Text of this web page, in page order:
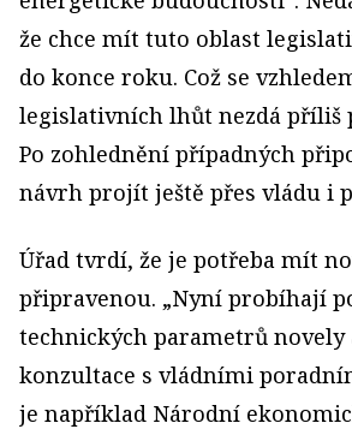
že chce mít tuto oblast
do konce roku. Což se
legislativních lhůt nezdá příliš
Po zohlednění případných
návrh projít ještě přes vládu i
Úřad tvrdí, že je potřeba mít
připravenou. „Nyní probíhají
technických parametrů novely
konzultace s vládními
je například Národní